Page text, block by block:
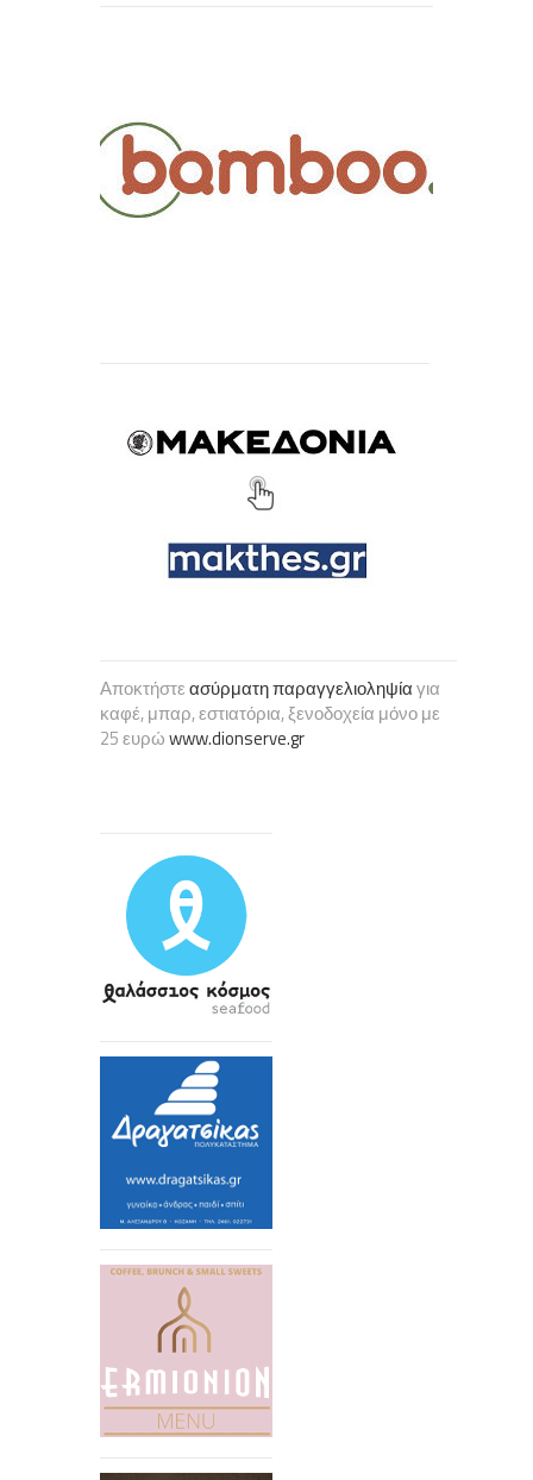
Αποκτήστεασύρματη παραγγελιοληψίαγια
καφέ, μπαρ, εστιατόρια, ξενοδοχεία μόνο με
25 ευρώwww.dionserve.gr